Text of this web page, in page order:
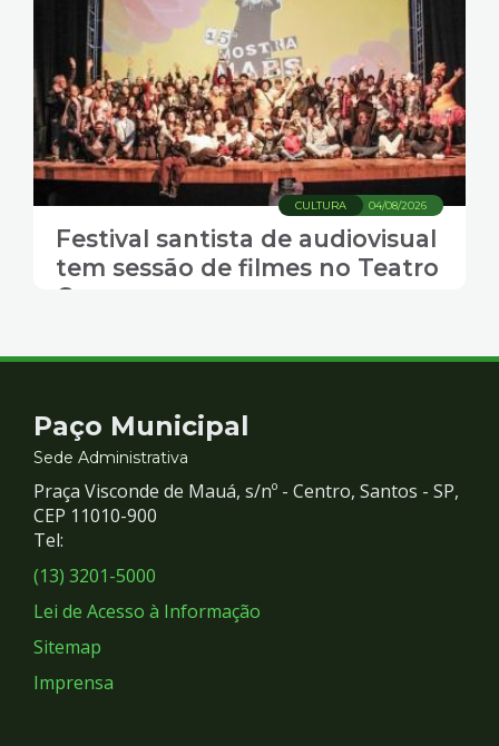
04/08/2026
CULTURA
Festival santista de audiovisual
tem sessão de filmes no Teatro
Guarany
Contato
e
Redes
Sociais
Paço Municipal
Sede Administrativa
Praça Visconde de Mauá, s/nº - Centro, Santos - SP,
CEP 11010-900
Tel:
(13) 3201-5000
Lei de Acesso à Informação
Sitemap
Imprensa